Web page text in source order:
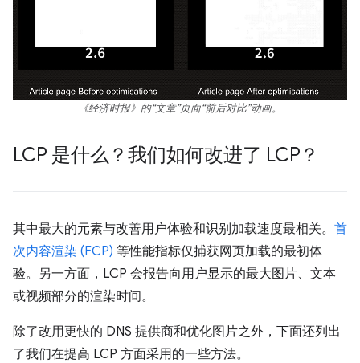
《经济时报》的“文章”页面“前后对比”动画。
LCP 是什么？我们如何改进了 LCP？
其中最大的元素与改善用户体验和识别加载速度最相关。 首
次内容渲染 (FCP) 等性能指标仅捕获网页加载的最初体
验。另一方面，LCP 会报告向用户显示的最大图片、文本
或视频部分的渲染时间。
除了改用更快的 DNS 提供商和优化图片之外，下面还列出
了我们在提高 LCP 方面采用的一些方法。